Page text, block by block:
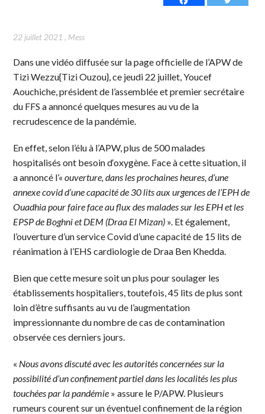
22 juillet 2021 , Mess
Dans une vidéo diffusée sur la page officielle de l’APW de
Tizi Wezzu{Tizi Ouzou}, ce jeudi 22 juillet, Youcef
Aouchiche, président de l’assemblée et premier secrétaire
du FFS a annoncé quelques mesures au vu de la
recrudescence de la pandémie.
En effet, selon l’élu à l’APW, plus de 500 malades
hospitalisés ont besoin d‘oxygène. Face à cette situation, il
a annoncé l’«ouverture, dans les prochaines heures, d’une
annexe covid d’une capacité de 30 lits aux urgences de l’EPH de
Ouadhia pour faire face au flux des malades sur les EPH et les
EPSP de Boghni et DEM (Draa El Mizan) ». Et également,
l’ouverture d’un service Covid d’une capacité de 15 lits de
réanimation à l’EHS cardiologie de Draa Ben Khedda.
Bien que cette mesure soit un plus pour soulager les
établissements hospitaliers, toutefois, 45 lits de plus sont
loin d’être suffisants au vu de l’augmentation
impressionnante du nombre de cas de contamination
observée ces derniers jours.
« Nous avons discuté avec les autorités concernées sur la
possibilité d’un confinement partiel dans les localités les plus
touchées par la pandémie » assure le P/APW. Plusieurs
rumeurs courent sur un éventuel confinement de la région